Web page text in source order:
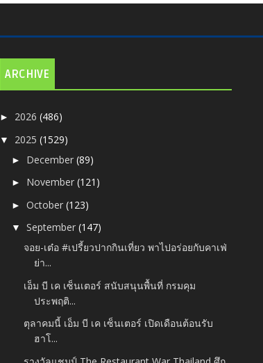
ARCHIVE
► 2026(486)
▼ 2025(1529)
► December(89)
► November(121)
►October(123)
▼September(147)
จอย-เต๋อ #เปรี้ยวปากกินเที่ยว พาไปอร่อยกับคาเฟ่
ย่า...
เอ็ม บี เค เซ็นเตอร์ สนับสนุนพื้นที่ กรมคุม
ประพฤติ...
ตุลาคมนี้ เอ็ม บี เค เซ็นเตอร์ เปิดเดือนต้อนรับ
ฮาโ...